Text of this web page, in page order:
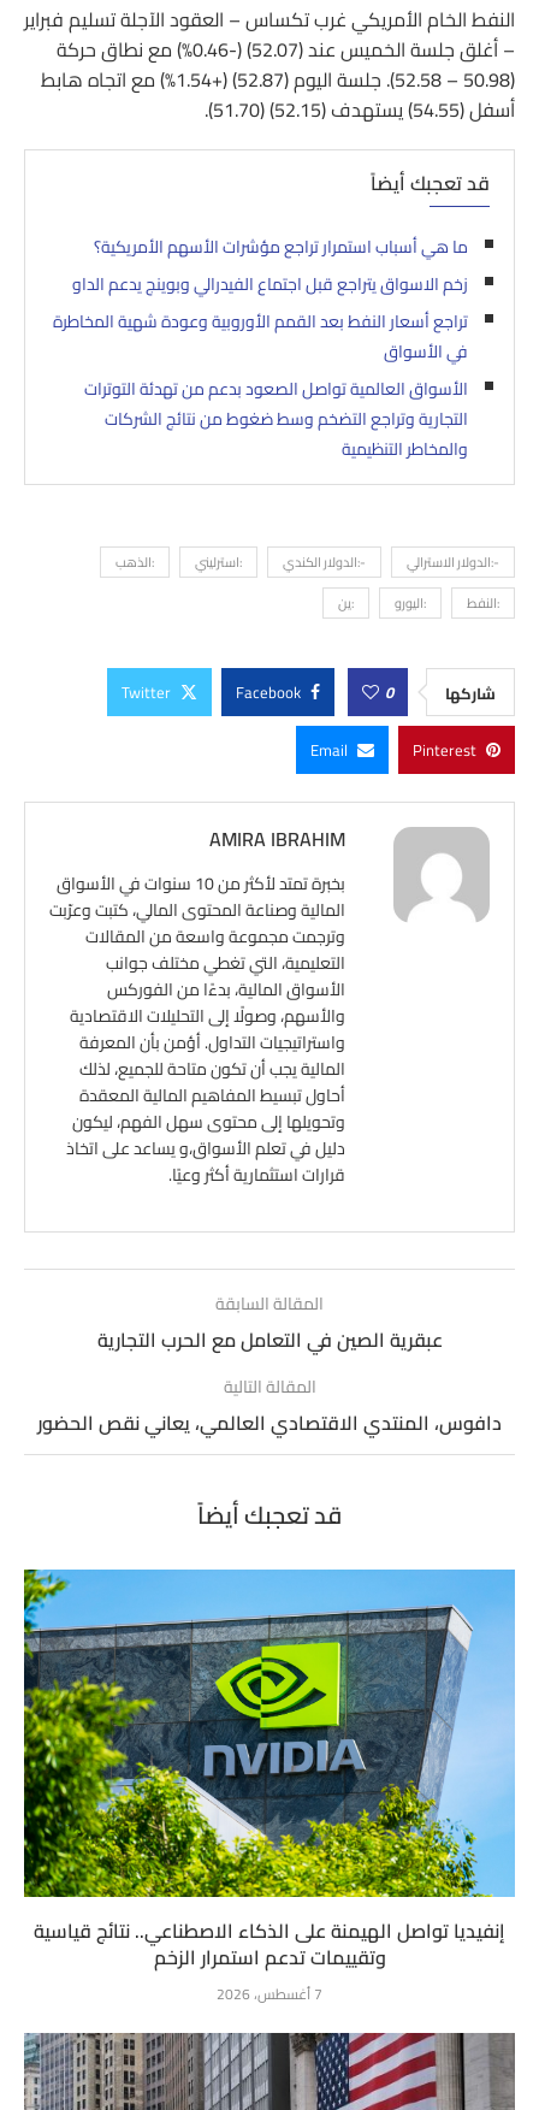
النفط الخام الأمريكي غرب تكساس – العقود الآجلة تسليم فبراير
– أغلق جلسة الخميس عند (52.07) (-0.46%) مع نطاق حركة
(50.98 – 52.58). جلسة اليوم (52.87) (+1.54%) مع اتجاه هابط
أسفل (54.55) يستهدف (52.15) (51.70).
قد تعجبك أيضاً
ما هي أسباب استمرار تراجع مؤشرات الأسهم الأمريكية؟
زخم الاسواق يتراجع قبل اجتماع الفيدرالي وبوينج يدعم الداو
تراجع أسعار النفط بعد القمم الأوروبية وعودة شهية المخاطرة
في الأسواق
الأسواق العالمية تواصل الصعود بدعم من تهدئة التوترات
التجارية وتراجع التضخم وسط ضغوط من نتائج الشركات
والمخاطر التنظيمية
-:الدولار الاسترالي -:الدولار الكندي :استرليني
:الذهب
:النفط
:اليورو :ين
شاركها 0
Facebook
Twitter
Pinterest
Email
AMIRA IBRAHIM
بخبرة تمتد لأكثر من 10 سنوات في الأسواق
المالية وصناعة المحتوى المالي، كتبت وعرّبت
وترجمت مجموعة واسعة من المقالات
التعليمية، التي تغطي مختلف جوانب
الأسواق المالية، بدءًا من الفوركس
والأسهم، وصولًا إلى التحليلات الاقتصادية
واستراتيجيات التداول. أؤمن بأن المعرفة
المالية يجب أن تكون متاحة للجميع، لذلك
أحاول تبسيط المفاهيم المالية المعقدة
وتحويلها إلى محتوى سهل الفهم، ليكون
دليل في تعلم الأسواق،و يساعد على اتخاذ
قرارات استثمارية أكثر وعيًا.
المقالة السابقة
عبقرية الصين في التعامل مع الحرب التجارية
المقالة التالية
دافوس، المنتدي الاقتصادي العالمي، يعاني نقص الحضور
قد تعجبك أيضاً
إنفيديا تواصل الهيمنة على الذكاء الاصطناعي.. نتائج قياسية
وتقييمات تدعم استمرار الزخم
7 أغسطس، 2026